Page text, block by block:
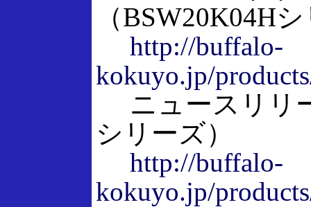
（BSW20K04H
http://buffalo-
kokuyo.jp/
ニュースリリ
シリーズ）
http://buffalo-
kokuyo.jp/